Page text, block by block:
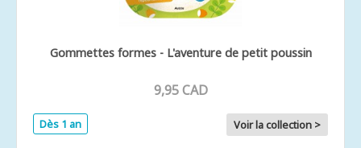
Gommettes formes - L'aventure de petit poussin
9,95 CAD
Dès 1 an Voir la collection >